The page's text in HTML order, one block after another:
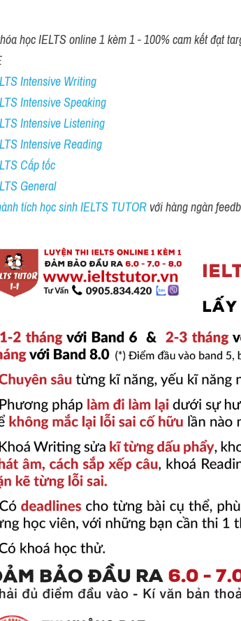
học IELTS online 1 kèm 1 - 100% cam kết đạt
Intensive Writing
Intensive Speaking
Intensive Listening
Intensive Reading
Cấp tốc
General
tích học sinh IELTS TUTOR với hàng ngàn